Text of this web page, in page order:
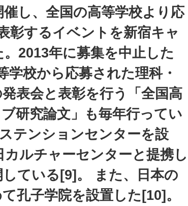
し、全国の高等学校より応
彰するイベントを新宿キャ
2013年に募集を中止した
学校から応募された理科・
表会と表彰を行う「全国高
研究論文」も毎年行ってい
テンションセンターを設
ルチャーセンターと提携し
ている[9]。 また、日本の
孔子学院を設置した[10]。